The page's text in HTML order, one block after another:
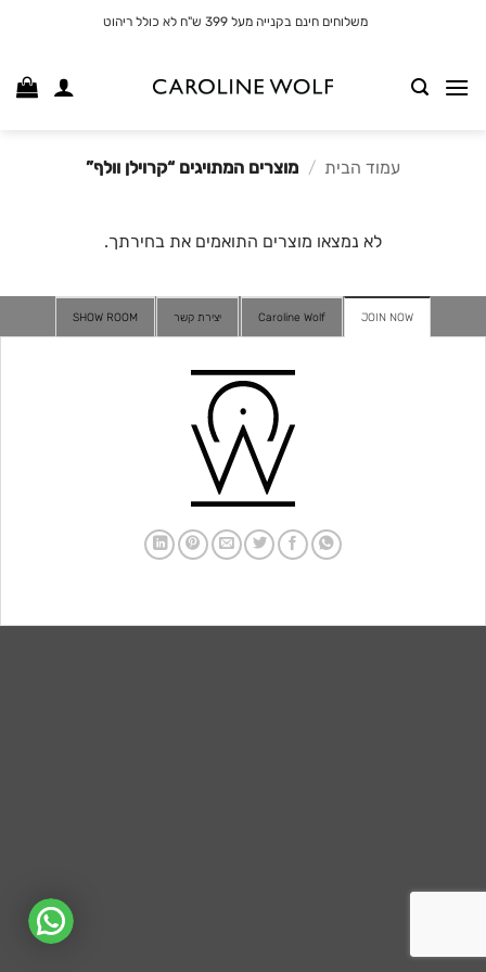
משלוחים חינם בקנייה מעל 399 ש"ח לא כולל ריהוט
עמוד הבית / מוצרים המתויגים “קרוילן וולף”
לא נמצאו מוצרים התואמים את בחירתך.
JOIN NOW
Caroline Wolf יצירת קשר SHOW ROOM